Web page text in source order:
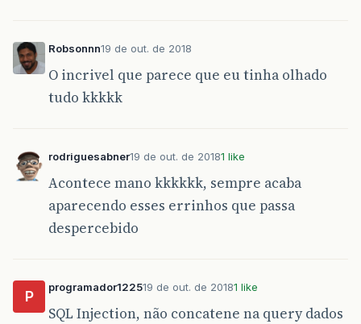
Robsonnn19 de out. de 2018
O incrivel que parece que eu tinha olhado
tudo kkkkk
rodriguesabner19 de out. de 20181 like
Acontece mano kkkkkk, sempre acaba
aparecendo esses errinhos que passa
despercebido
P
programador122519 de out. de 20181 like
SQL Injection, não concatene na query dados